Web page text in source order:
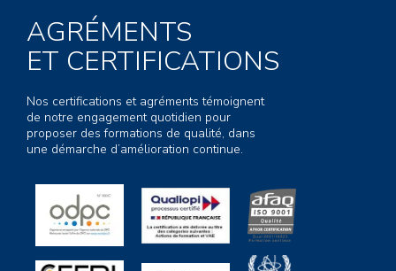
AGRÉMENTS
ET CERTIFICATIONS
Nos certifications et agréments témoignent
de notre engagement quotidien pour
proposer des formations de qualité, dans
une démarche d’amélioration continue.